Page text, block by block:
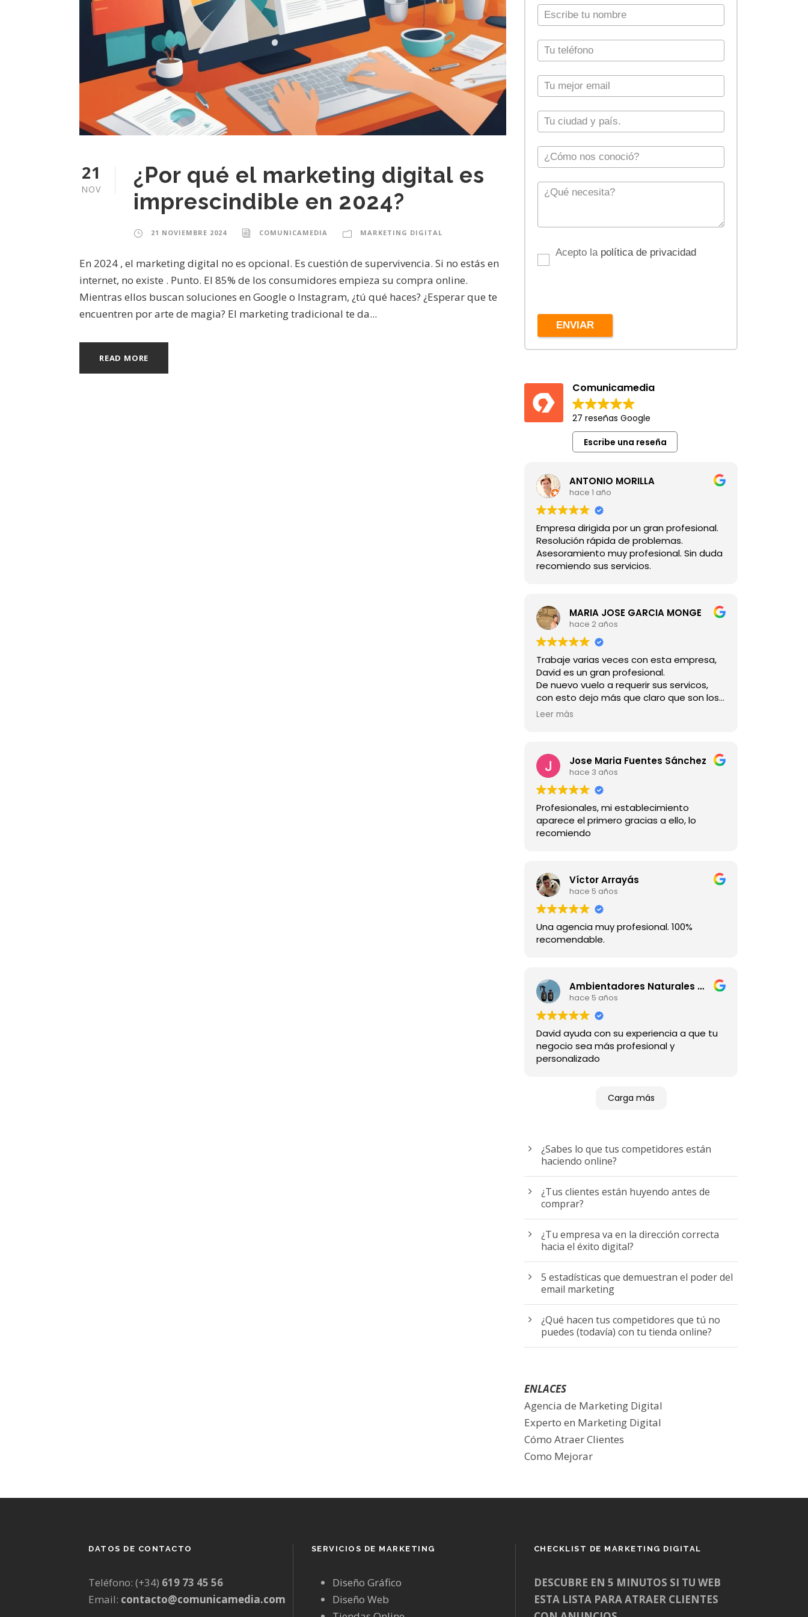
21
NOV
¿Por qué el marketing digital es
imprescindible en 2024?
21 NOVIEMBRE 2024 COMUNICAMEDIA MARKETING DIGITAL
En 2024 , el marketing digital no es opcional. Es cuestión de supervivencia. Si no estás en
internet, no existe . Punto. El 85% de los consumidores empieza su compra online.
Mientras ellos buscan soluciones en Google o Instagram, ¿tú qué haces? ¿Esperar que te
encuentren por arte de magia? El marketing tradicional te da...
READ MORE
Acepto la política de privacidad
ENVIAR
Comunicamedia
27 reseñas Google
Escribe una reseña
ANTONIO MORILLA
hace 1 año
Empresa dirigida por un gran profesional.
Resolución rápida de problemas.
Asesoramiento muy profesional. Sin duda
recomiendo sus servicios.
MARIA JOSE GARCIA MONGE
hace 2 años
Trabaje varias veces con esta empresa,
David es un gran profesional.
De nuevo vuelo a requerir sus servicos,
con esto dejo más que claro que son los
mejores.
Leer más
Jose Maria Fuentes Sánchez
hace 3 años
Profesionales, mi establecimiento
aparece el primero gracias a ello, lo
recomiendo
Víctor Arrayás
hace 5 años
Una agencia muy profesional. 100%
recomendable.
Ambientadores Naturales de Melaza
hace 5 años
David ayuda con su experiencia a que tu
negocio sea más profesional y
personalizado
Carga más
¿Sabes lo que tus competidores están
haciendo online?
¿Tus clientes están huyendo antes de
comprar?
¿Tu empresa va en la dirección correcta
hacia el éxito digital?
5 estadísticas que demuestran el poder del
email marketing
¿Qué hacen tus competidores que tú no
puedes (todavía) con tu tienda online?
ENLACES
Agencia de Marketing Digital
Experto en Marketing Digital
Cómo Atraer Clientes
Como Mejorar
DATOS DE CONTACTO
Teléfono: (+34) 619 73 45 56
Email: contacto@comunicamedia.com
SERVICIOS DE MARKETING
Diseño Gráfico
Diseño Web
CHECKLIST DE MARKETING DIGITAL
DESCUBRE EN 5 MINUTOS SI TU WEB
ESTA LISTA PARA ATRAER CLIENTES